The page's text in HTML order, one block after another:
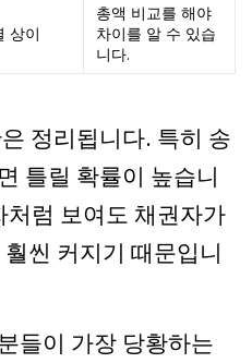
상이
총액 비교를 해야
차이를 알 수 있습
니다.
정리됩니다. 특히 송
틀릴 확률이 높습니
럼 보여도 채권자가
씬 커지기 때문입니
들이 가장 당황하는